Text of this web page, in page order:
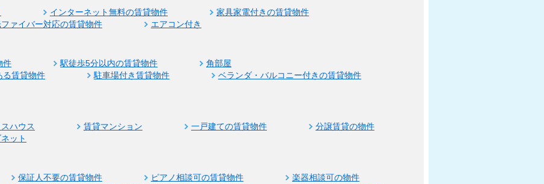
インターネット無料の賃貸物件
家具家電付きの賃貸物件
ァイバー対応の賃貸物件 エアコン付き
件 駅徒歩5分以内の賃貸物件
角部屋
る賃貸物件
駐車場付き賃貸物件
ベランダ・バルコニー付きの賃貸物件
ハウス 賃貸マンション 一戸建ての賃貸物件
分譲賃貸の物件
ネット
保証人不要の賃貸物件 ピアノ相談可の賃貸物件
楽器相談可の物件